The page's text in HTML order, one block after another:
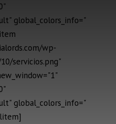
global_colors_info="
wp-
servicios.png"
global_colors_info="